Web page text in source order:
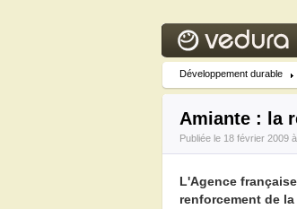
Développement durable
Amiante : la
Publiée le 18 février 2009
L'Agence
renforcement de